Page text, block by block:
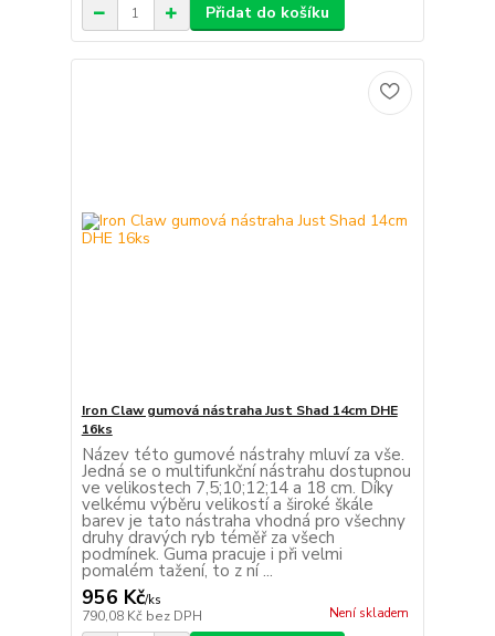
Přidat do košíku
Iron Claw gumová nástraha Just Shad 14cm DHE
16ks
Název této gumové nástrahy mluví za vše.
Jedná se o multifunkční nástrahu dostupnou
ve velikostech 7,5;10;12;14 a 18 cm. Díky
velkému výběru velikostí a široké škále
barev je tato nástraha vhodná pro všechny
druhy dravých ryb téměř za všech
podmínek. Guma pracuje i při velmi
pomalém tažení, to z ní ...
956 Kč/ks
790,08 Kč bez DPH Není skladem